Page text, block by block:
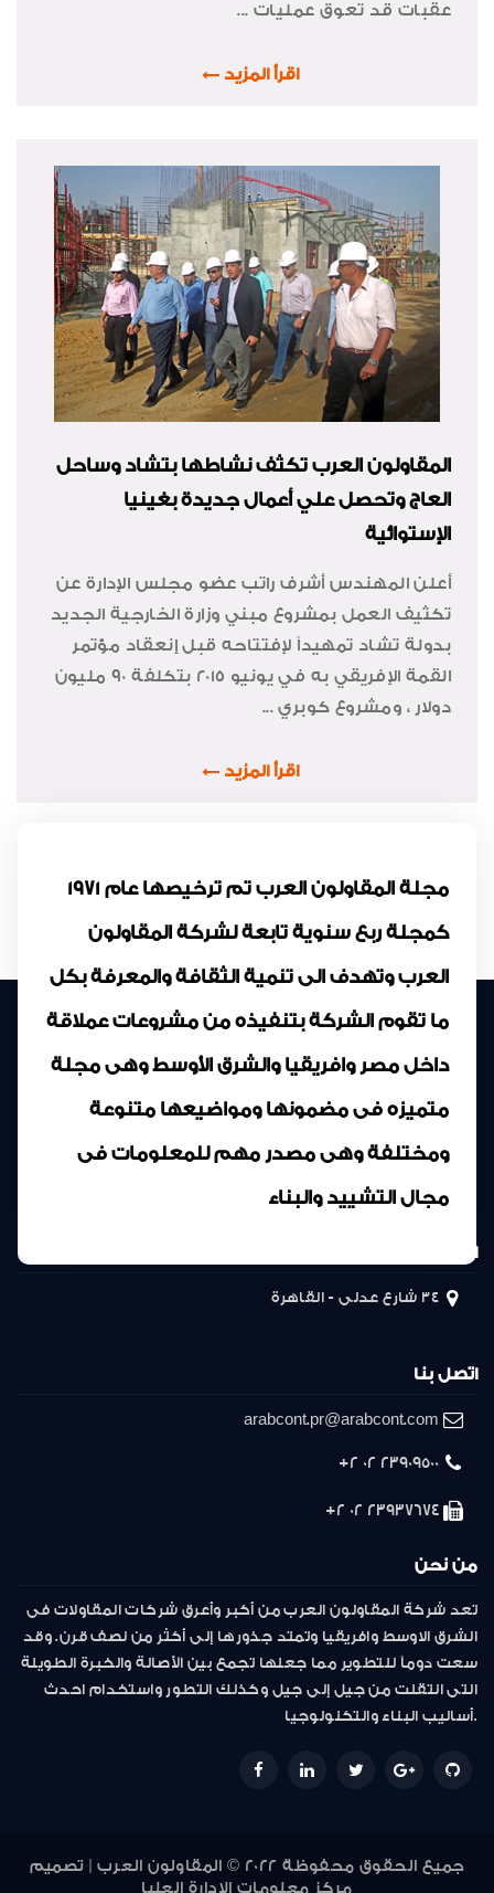
عقبات قد تعوق عمليات ...
اقرأ المزيد
المقاولون العرب تكثف نشاطها بتشاد وساحل
العاج وتحصل علي أعمال جديدة بغينيا
الإستوائية
أعلن المهندس أشرف راتب عضو مجلس الإدارة عن
تكثيف العمل بمشروع مبني وزارة الخارجية الجديد
بدولة تشاد تمهيداً لإفتتاحه قبل إنعقاد مؤتمر
القمة الإفريقي به في يونيو 2015 بتكلفة 90 مليون
دولار ، ومشروع كوبري ...
اقرأ المزيد
مجلة المقاولون العرب تم ترخيصها عام 1971
كمجلة ربع سنوية تابعة لشركة المقاولون
العرب وتهدف الى تنمية الثقافة والمعرفة بكل
ما تقوم الشركة بتنفيذه من مشروعات عملاقة
داخل مصر وافريقيا والشرق الأوسط وهى مجلة
متميزه فى مضمونها ومواضيعها متنوعة
ومختلفة وهى مصدر مهم للمعلومات فى
مجال التشييد والبناء
34 شارع عدلى - القاهرة
اتصل بنا
arabcont.pr@arabcont.com
23909500 02 2+
23937674 02 2+
من نحن
تعد شركة المقاولون العرب من أكبر وأعرق شركات المقاولات فى
الشرق الاوسط وافريقيا وتمتد جذورها إلى أكثر من نصف قرن. وقد
سعت دوماً للتطوير مما جعلها تجمع بين الأصالة والخبرة الطويلة
التى انتقلت من جيل إلى جيل وكذلك التطور واستخدام احدث
أساليب البناء والتكنولوجيا.
جميع الحقوق محفوظة 2022 © المقاولون العرب | تصميم
مركز معلومات الإدارة العليا